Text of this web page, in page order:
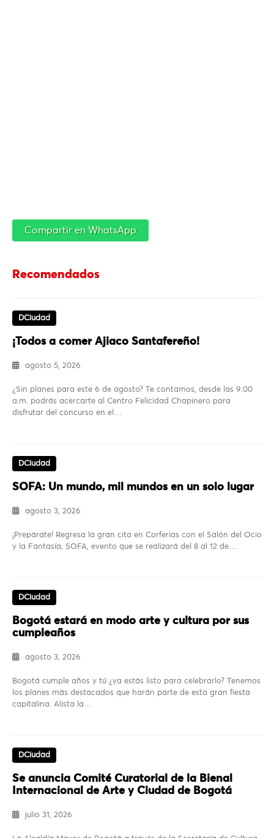
Compartir en WhatsApp
Recomendados
DCiudad
¡Todos a comer Ajiaco Santafereño!
agosto 5, 2026
¿Sin planes para este 6 de agosto? Te contamos, desde las 9:00
a.m. podrás acercarte al Centro Felicidad Chapinero para
disfrutar del concurso en el…
DCiudad
SOFA: Un mundo, mil mundos en un solo lugar
agosto 3, 2026
¡Prepárate! Regresa la gran cita en Corferias con el Salón del Ocio
y la Fantasía, SOFA, evento que se realizará del 8 al 12 de…
DCiudad
Bogotá estará en modo arte y cultura por sus
cumpleaños
agosto 3, 2026
Bogotá cumple años y tú ¿ya estás listo para celebrarlo? Tenemos
los planes más destacados que harán parte de esta gran fiesta
capitalina. Alista la…
DCiudad
Se anuncia Comité Curatorial de la Bienal
Internacional de Arte y Ciudad de Bogotá
julio 31, 2026